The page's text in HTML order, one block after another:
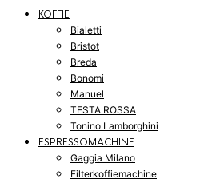
KOFFIE
Bialetti
Bristot
Breda
Bonomi
Manuel
TESTA ROSSA
Tonino Lamborghini
ESPRESSOMACHINE
Gaggia Milano
Filterkoffiemachine